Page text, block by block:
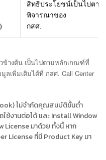
สิทธิประโยชน์เป็นไปตา
พิจารณาของ
กสศ.
ข้างต้น เป็นไปตามหลักเกณฑ์ที่
ลเพิ่มเติมได้ที่ กสศ. Call Center
ไม่จำกัดคุณสมบัติขั้นต่ำ
ช้งานต่อได้ และ Install Window
มาด้วย ทั้งนี้ หาก
License ที่มี Product Key มา